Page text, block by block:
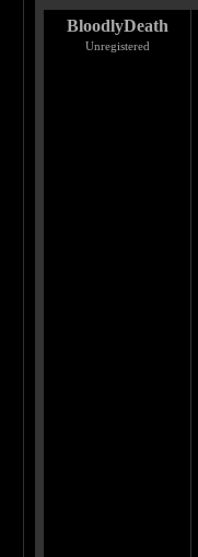
BloodlyDeath
Unregistered